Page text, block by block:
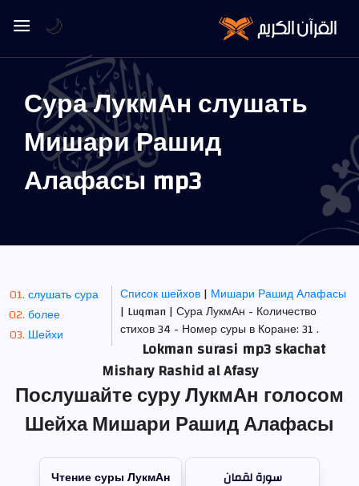
Сура ЛукмАн слушать
Мишари Рашид
Алафасы mp3
слушать сура
более
Шейхи
Список шейхов| Мишари Рашид Алафасы
| Luqman | Сура ЛукмАн - Количество
стихов 34 - Номер суры в Коране: 31 .
Lokman surasi mp3 skachat
Mishary Rashid al Afasy
Послушайте суру ЛукмАн голосом
Шейха Мишари Рашид Алафасы
Чтение суры ЛукмАн سورة لقمان
🌙